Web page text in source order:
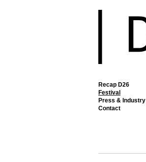
Recap D26
Festival
Press & Industry
Contact